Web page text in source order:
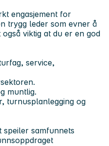
engasjement for
trygg leder som evner å
viktig at du er en god
service,
muntlig.
turnusplanlegging og
speiler samfunnets